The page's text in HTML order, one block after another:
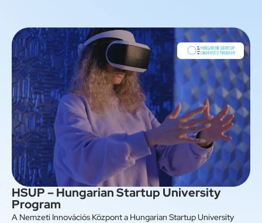
HSUP – Hungarian Startup University
Program
A Nemzeti Innovációs Központ a Hungarian Startup University